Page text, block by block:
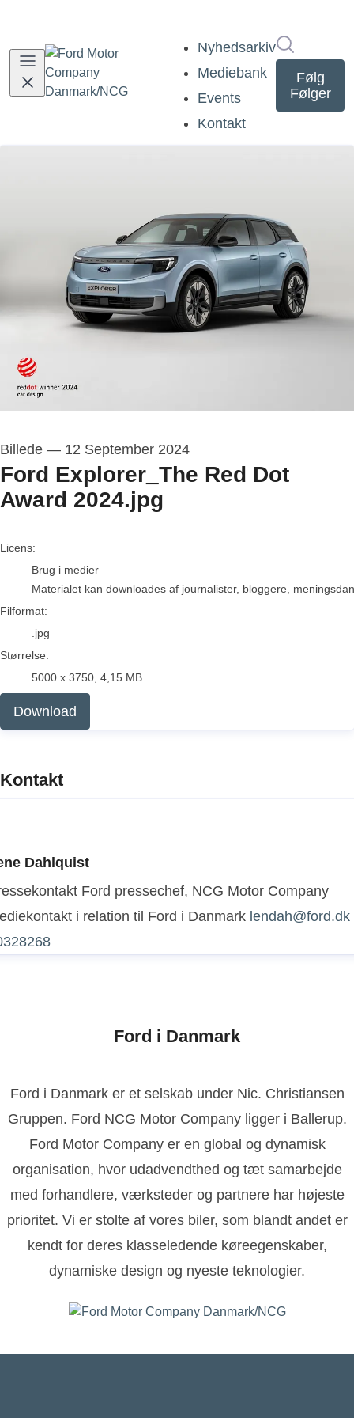
Nyhedsarkiv
Mediebank
Events
Kontakt
Følg
Følger
Billede — 12 September 2024
Ford Explorer_The Red Dot
Award 2024.jpg
go to media item
Licens:
Brug i medier
Materialet kan downloades af journalister, bloggere,
Filformat:
.jpg
Størrelse:
5000 x 3750, 4,15 MB
Download
Kontakt
Dahlquist
Ford pressechef, NCG Motor Company
i relation til Ford i Danmark lendah@ford.dk
Ford i Danmark
Ford i Danmark er et selskab under Nic. Christiansen
Gruppen. Ford NCG Motor Company ligger i Ballerup.
Ford Motor Company er en global og dynamisk
organisation, hvor udadvendthed og tæt samarbejde
med forhandlere, værksteder og partnere har højeste
prioritet. Vi er stolte af vores biler, som blandt andet er
kendt for deres klasseledende køreegenskaber,
dynamiske design og nyeste teknologier.